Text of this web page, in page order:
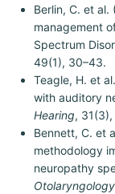
Berlin, C. et
management
Spectrum
49(1), 30–43.
Teagle, H. et
with auditory
Hearing,
Bennett, C. et
methodology
neuropathy
Otolaryngology